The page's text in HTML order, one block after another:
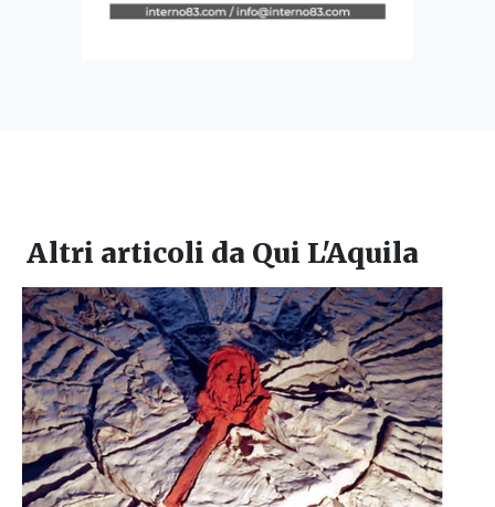
Altri articoli da Qui L'Aquila